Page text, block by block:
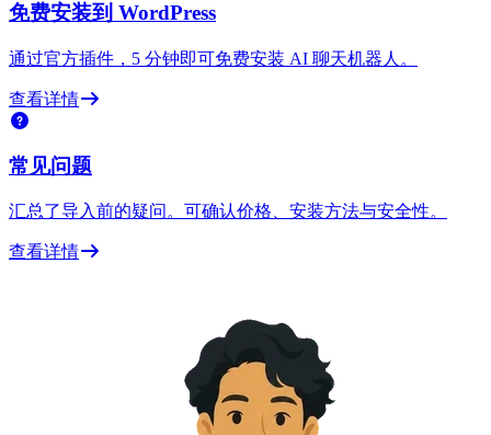
免费安装到 WordPress
通过官方插件，5 分钟即可免费安装 AI 聊天机器人。
查看详情
常见问题
汇总了导入前的疑问。可确认价格、安装方法与安全性。
查看详情